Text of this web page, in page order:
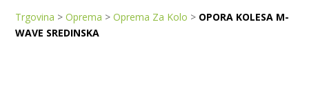
Trgovina >Oprema >Oprema Za Kolo > OPORA KOLESA M-
WAVE SREDINSKA